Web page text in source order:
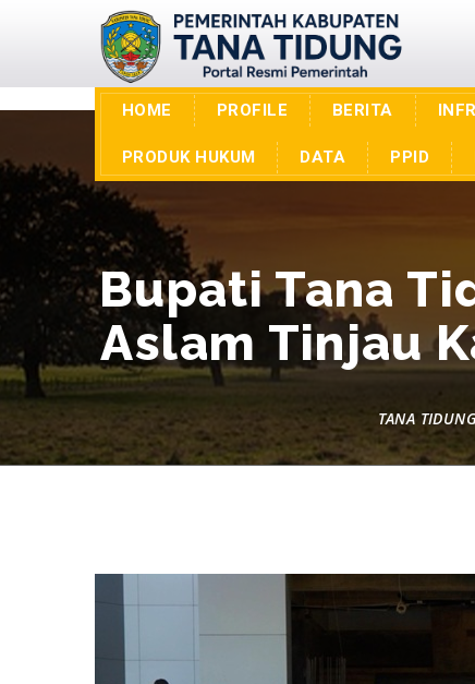
HOME PROFILE BERITA
PRODUK HUKUM DATA PPID
Bupati Tana
Aslam Tinjau
TANA